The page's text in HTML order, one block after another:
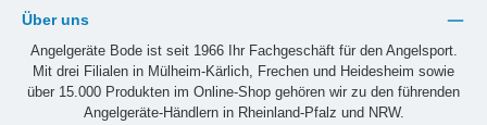
Über uns
Angelgeräte Bode ist seit 1966 Ihr Fachgeschäft für den Angelsport.
Mit drei Filialen in Mülheim-Kärlich, Frechen und Heidesheim sowie
über 15.000 Produkten im Online-Shop gehören wir zu den führenden
Angelgeräte-Händlern in Rheinland-Pfalz und NRW.